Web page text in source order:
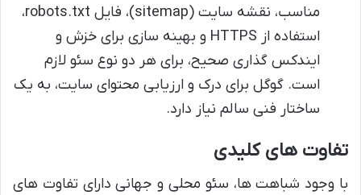
مناسب، نقشه سایت (sitemap)، فایل robots.txt،
استفاده از HTTPS و بهینه سازی برای خزش و
ایندکس گذاری صحیح، برای هر دو نوع سئو لازم
است. گوگل برای درک و ارزیابی محتوای سایت، به یک
ساختار فنی سالم نیاز دارد.
تفاوت های کلیدی
با وجود شباهت ها، سئو محلی و جهانی دارای تفاوت های